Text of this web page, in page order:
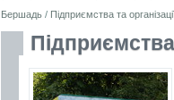
Бершадь / Підприємства та
Підприємства